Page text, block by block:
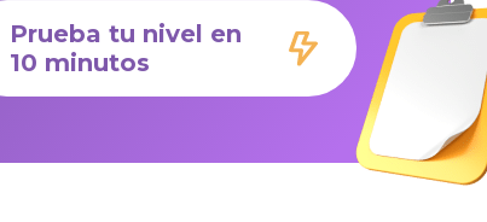
Prueba tu nivel en
10 minutos